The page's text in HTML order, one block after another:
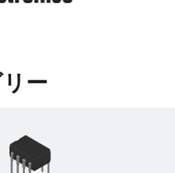
ー